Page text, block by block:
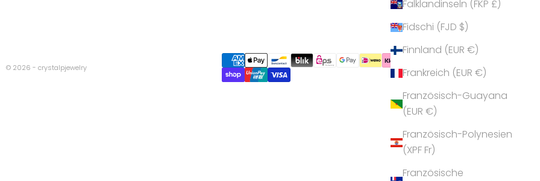
Falklandinseln (FKP £)
Fidschi (FJD $)
Finnland (EUR €)
Frankreich (EUR €)
Französisch-Guayana
(EUR €)
Französisch-Polynesien
(XPF Fr)
Französische
© 2026 - crystalpjewelry